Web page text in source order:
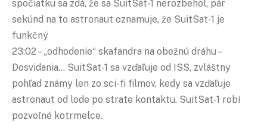
spočiatku sa zdá, že sa SuitSat-1 nerozbehol, pár
sekúnd na to astronaut oznamuje, že SuitSat-1 je
funkčný
23:02 – „odhodenie“ skafandra na obežnú dráhu –
Dosvidania… SuitSat-1 sa vzďaľuje od ISS, zvláštny
pohľad známy len zo sci-fi filmov, kedy sa vzďaľuje
astronaut od lode po strate kontaktu. SuitSat-1 robí
pozvoľné kotrmelce.